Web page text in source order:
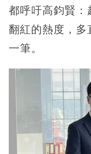
都呼吁高鈞賢：
翻紅的熱度，多
一筆。